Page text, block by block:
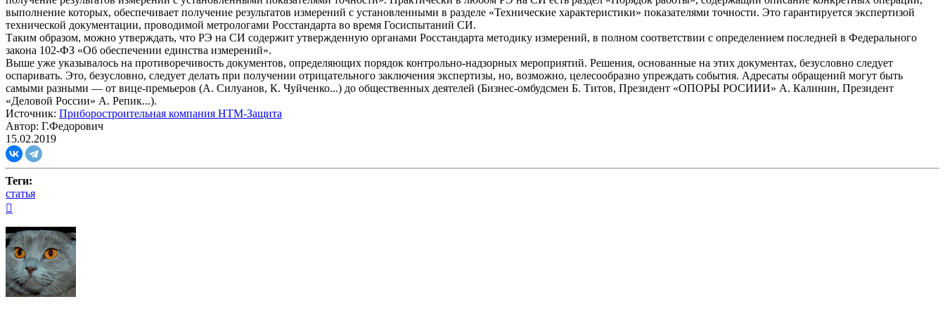
выполнение которых, обеспечивает получение результатов измерений с установленными в разделе «Технические характеристики» показателями точности. Это гарантируется экспертизой
технической документации, проводимой метрологами Росстандарта во время Госиспытаний СИ.
Таким образом, можно утверждать, что РЭ на СИ содержит утвержденную органами Росстандарта методику измерений, в полном соответствии с определением последней в Федерального
закона 102-ФЗ «Об обеспечении единства измерений».
Выше уже указывалось на противоречивость документов, определяющих порядок контрольно-надзорных мероприятий. Решения, основанные на этих документах, безусловно следует
оспаривать. Это, безусловно, следует делать при получении отрицательного заключения экспертизы, но, возможно, целесообразно упреждать события. Адресаты обращений могут быть
самыми разными — от вице-премьеров (А. Силуанов, К. Чуйченко...) до общественных деятелей (Бизнес-омбудсмен Б. Титов, Президент «ОПОРЫ РОСИИИ» А. Калинин, Президент
«Деловой России» А. Репик...).
Источник: Приборостроительная компания НТМ-Защита
Автор: Г.Федорович
15.02.2019
Теги:
статья
началу